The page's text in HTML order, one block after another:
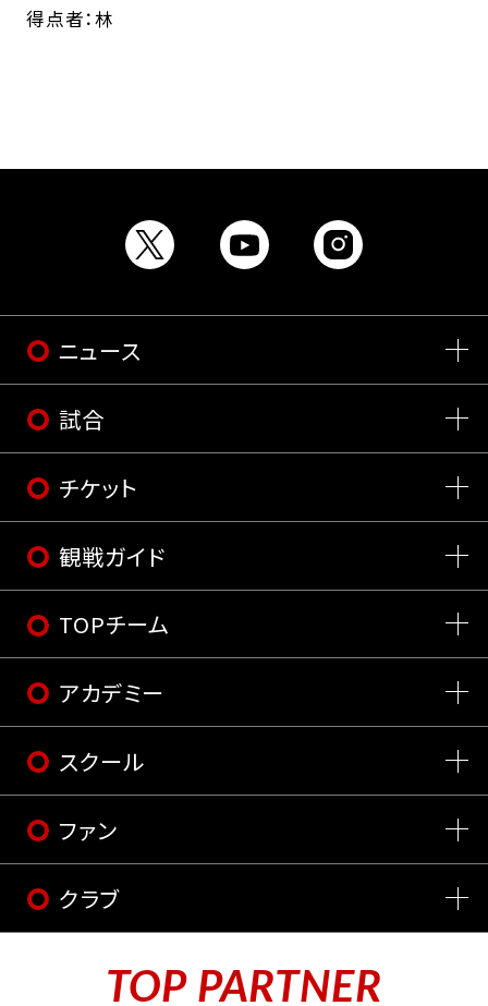
得点者：林
ニュース
試合
チケット
観戦ガイド
TOPチーム
アカデミー
スクール
ファン
クラブ
TOP PARTNER